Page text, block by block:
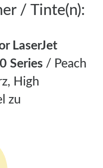
/ Tinte(n):
LaserJet
Series / Peach
High
zu